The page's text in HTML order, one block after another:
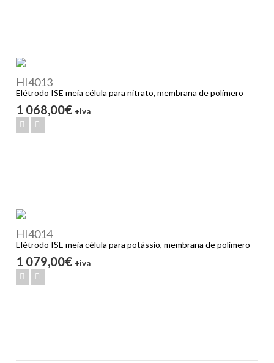
HI4013
Elétrodo ISE meia célula para nitrato, membrana de polímero
1 068,00€ +iva
HI4014
Elétrodo ISE meia célula para potássio, membrana de polímero
1 079,00€ +iva